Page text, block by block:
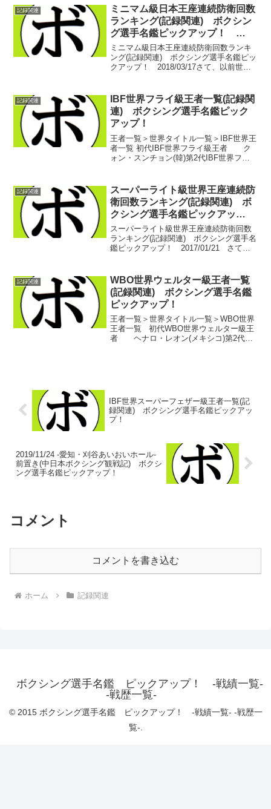
ミドル級王者 アリシア・ナポレオン(米)
第3代...
記録関連
ミニマム級日本王座連続防衛回数
ランキング(記録関連) ボクシン
グ選手名鑑ピックアップ！
2018/03/17
ミニマム級日本王座連続防衛回数ランキ
ング(記録関連) ボクシング選手名鑑ピッ
クアップ！ 2018/03/17さて、以前世界
座バージョン。日本王座となると、書き
たいことが...
記録関連
IBF世界フライ級王者一覧(記録関
連) ボクシング選手名鑑ピック
アップ！
王者一覧＞世界タイトル一覧＞IBF世界王
者一覧 初代IBF世界フライ級王者 ク
ォン・スンチョン(韓)第2代IBF世界フラ
ォン(韓)第4代IBF世界フライ級王...
記録関連
スーパーライト級世界王座連続防
衛回数ランキング(記録関連) ボ
クシング選手名鑑ピックアッ
プ！ 2017/01/21
スーパーライト級世界王座連続防衛回数
ランキング(記録関連) ボクシング選手名
鑑ピックアップ！ 2017/01/21 さて、
級。日本から出たこの階級の王者…。藤
猛(リ...
記録関連
WBO世界ウェルター級王者一覧
(記録関連) ボクシング選手名鑑
ピックアップ！
王者一覧＞世界タイトル一覧＞WBO世界
王者一覧 初代WBO世界ウェルター級王
者 ヘナロ・レオン(メキシコ)第2代
IBF世界スーパーフェザー級王者一覧(記
録関連) ボクシング選手名鑑ピックアッ
プ！
2019/11/24 -愛知・刈谷あいおいホール-
前置き(中日本ボクシング観戦記) ボクシ
ング選手名鑑ピックアップ！
コメント
コメントを書き込む
ホーム 記録関連
ボクシング選手名鑑 ピックアップ！ -戦績一覧-
-戦歴一覧-
© 2015 ボクシング選手名鑑 ピックアップ！ -戦績一覧- -戦歴一
覧-.